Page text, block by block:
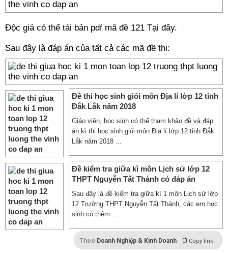
Độc giả có thể tải bản pdf mã đề 121 Tại đây.
Sau đây là đáp án của tất cả các mã đề thi:
Đề thi học sinh giỏi môn Địa lí lớp 12 tỉnh
Đắk Lắk năm 2018
Giáo viên, học sinh có thể tham khảo đề và đáp
án kì thi học sinh giỏi môn Địa lí lớp 12 tỉnh Đắk
Lắk năm 2018 ...
Đề kiểm tra giữa kì môn Lịch sử lớp 12
THPT Nguyễn Tất Thành có đáp án
Sau đây là đề kiểm tra giữa kì 1 môn Lịch sử lớp
12 Trường THPT Nguyễn Tất Thành, các em học
sinh có thêm ...
Theo Doanh Nghiệp & Kinh Doanh Copy link